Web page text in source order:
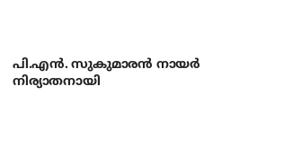
പി.എന്‍. സുകുമാരന്‍ നായര്‍
നിര്യാതനായി